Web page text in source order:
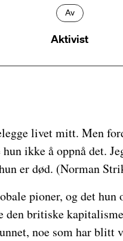
Av
Aktivist
livet mitt. Men
ikke å oppnå det.
er død. (Norman
pioner, og det hun
den britiske
noe som har blitt